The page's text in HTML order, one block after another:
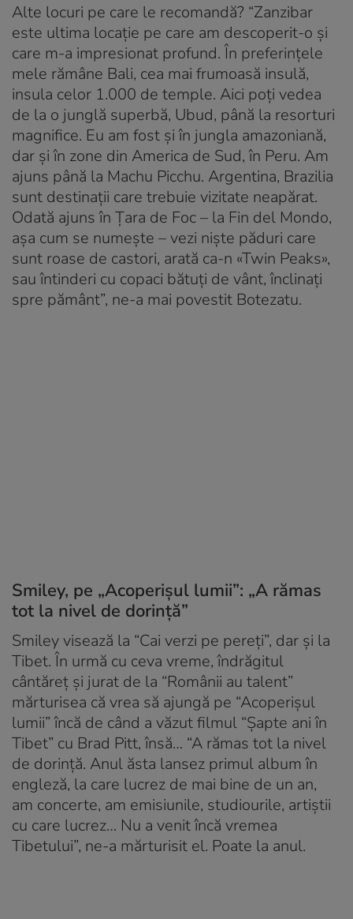
Alte locuri pe care le recomandă? “Zanzibar
este ultima locație pe care am descoperit-o și
care m-a impresionat profund. În preferințele
mele rămâne Bali, cea mai frumoasă insulă,
insula celor 1.000 de temple. Aici poți vedea
de la o junglă superbă, Ubud, până la resorturi
magnifice. Eu am fost și în jungla amazoniană,
dar și în zone din America de Sud, în Peru. Am
ajuns până la Machu Picchu. Argentina, Brazilia
sunt destinații care trebuie vizitate neapărat.
Odată ajuns în Țara de Foc – la Fin del Mondo,
așa cum se numește – vezi niște păduri care
sunt roase de castori, arată ca-n «Twin Peaks»,
sau întinderi cu copaci bătuți de vânt, înclinați
spre pământ”, ne-a mai povestit Botezatu.
Smiley, pe „Acoperișul lumii”: „A rămas
tot la nivel de dorință”
Smiley visează la “Cai verzi pe pereți”, dar și la
Tibet. În urmă cu ceva vreme, îndrăgitul
cântăreț și jurat de la “Românii au talent”
mărturisea că vrea să ajungă pe “Acoperișul
lumii” încă de când a văzut filmul “Șapte ani în
Tibet” cu Brad Pitt, însă… “A rămas tot la nivel
de dorință. Anul ăsta lansez primul album în
engleză, la care lucrez de mai bine de un an,
am concerte, am emisiunile, studiourile, artiștii
cu care lucrez… Nu a venit încă vremea
Tibetului”, ne-a mărturisit el. Poate la anul.